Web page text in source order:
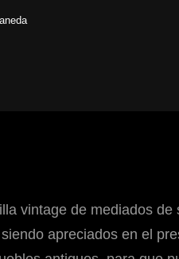
vintage de mediados
apreciados en el